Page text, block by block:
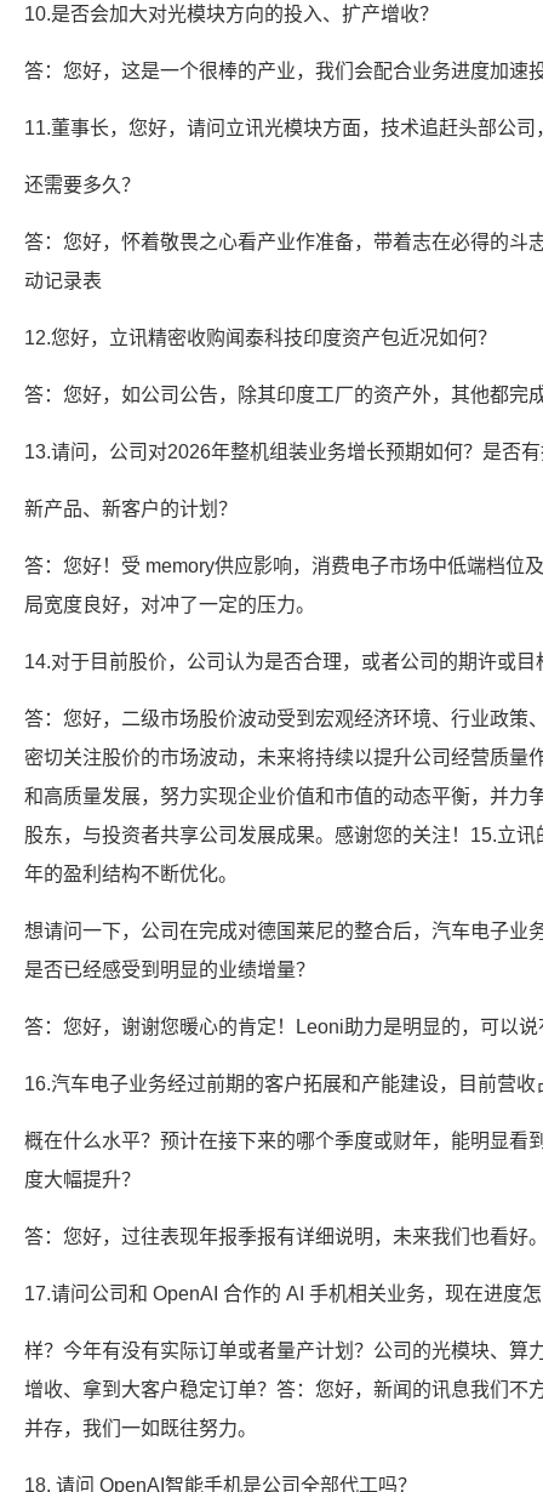
10.是否会加大对光模块方向的投入、扩产增收？
答：您好，这是一个很棒的产业，我们会配合业务进度加速
11.董事长，您好，请问立讯光模块方面，技术追赶头部公司
还需要多久？
答：您好，怀着敬畏之心看产业作准备，带着志在必得的斗
动记录表
12.您好，立讯精密收购闻泰科技印度资产包近况如何？
答：您好，如公司公告，除其印度工厂的资产外，其他都完
13.请问，公司对2026年整机组装业务增长预期如何？是否
新产品、新客户的计划？
答：您好！受 memory供应影响，消费电子市场中低端档位
局宽度良好，对冲了一定的压力。
14.对于目前股价，公司认为是否合理，或者公司的期许或目
答：您好，二级市场股价波动受到宏观经济环境、行业政策
密切关注股价的市场波动，未来将持续以提升公司经营质量
和高质量发展，努力实现企业价值和市值的动态平衡，并力
股东，与投资者共享公司发展成果。感谢您的关注！15.立
年的盈利结构不断优化。
想请问一下，公司在完成对德国莱尼的整合后，汽车电子业
是否已经感受到明显的业绩增量？
答：您好，谢谢您暖心的肯定！Leoni助力是明显的，可以
16.汽车电子业务经过前期的客户拓展和产能建设，目前营收
概在什么水平？预计在接下来的哪个季度或财年，能明显看
度大幅提升？
答：您好，过往表现年报季报有详细说明，未来我们也看好
17.请问公司和 OpenAI 合作的 AI 手机相关业务，现在进度
样？今年有没有实际订单或者量产计划？公司的光模块、算
增收、拿到大客户稳定订单？答：您好，新闻的讯息我们不
并存，我们一如既往努力。
18. 请问 OpenAI智能手机是公司全部代工吗？